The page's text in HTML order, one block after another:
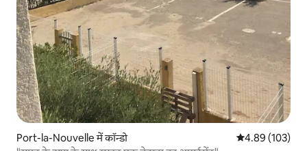
Port-la-Nouvelle में कॉन्डो औसत रेटिंग 5 में से
4.89 (103)